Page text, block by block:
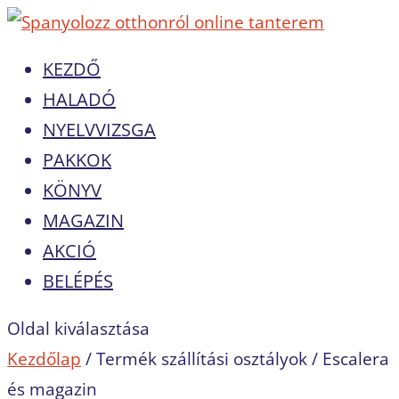
KEZDŐ
HALADÓ
NYELVVIZSGA
PAKKOK
KÖNYV
MAGAZIN
AKCIÓ
BELÉPÉS
Oldal kiválasztása
Kezdőlap / Termék szállítási osztályok / Escalera
és magazin